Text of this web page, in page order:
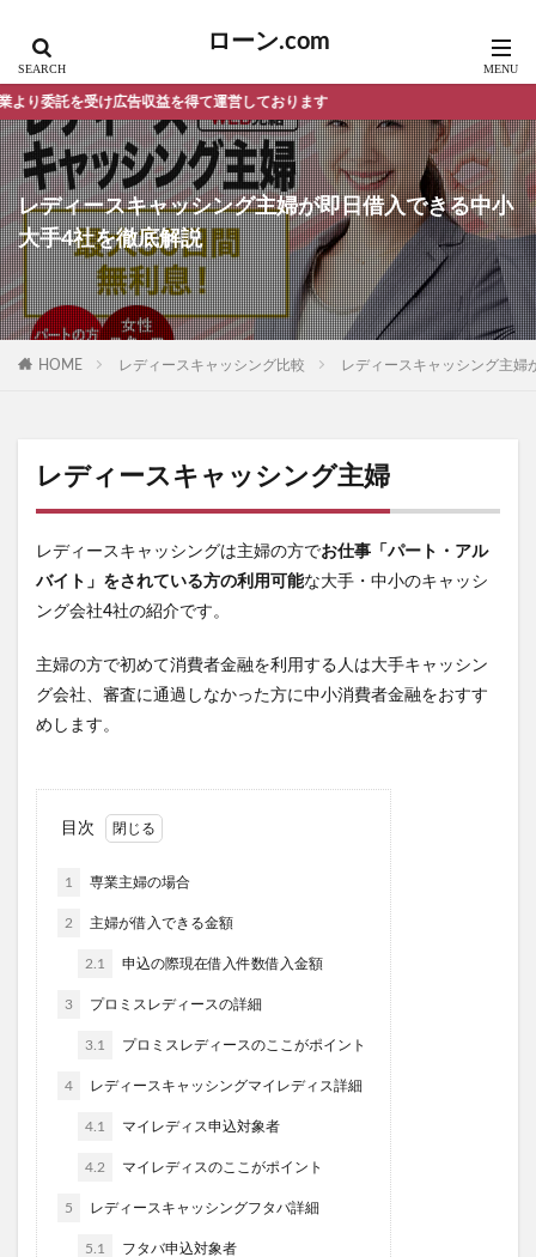
ローン.com
得て運営しております
レディースキャッシング主婦が即日借入できる中小
大手4社を徹底解説
HOME レディースキャッシング比較 レディースキャッシング主婦
レディースキャッシング主婦
レディースキャッシングは主婦の方でお仕事「パート・アル
バイト」をされている方の利用可能な大手・中小のキャッシ
ング会社4社の紹介です。
主婦の方で初めて消費者金融を利用する人は大手キャッシン
グ会社、審査に通過しなかった方に中小消費者金融をおすす
めします。
目次
1 専業主婦の場合
2 主婦が借入できる金額
2.1 申込の際現在借入件数借入金額
3 プロミスレディースの詳細
3.1 プロミスレディースのここがポイント
4 レディースキャッシングマイレディス詳細
4.1 マイレディス申込対象者
4.2 マイレディスのここがポイント
5 レディースキャッシングフタバ詳細
5.1 フタバ申込対象者